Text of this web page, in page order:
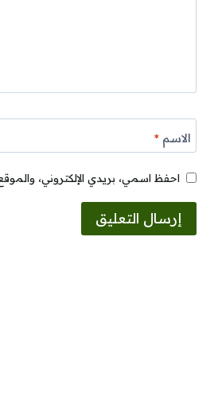
الاسم*
احفظ اسمي، بريدي الإلكتروني،